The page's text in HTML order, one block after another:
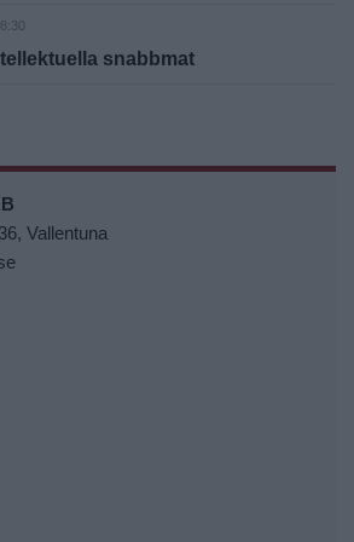
snabbmat
Vallentuna